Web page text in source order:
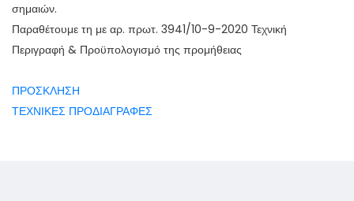
σημαιών.
Παραθέτουμε τη με αρ. πρωτ. 3941/10-9-2020 Τεχνική
Περιγραφή & Προϋπολογισμό της προμήθειας
ΠΡΟΣΚΛΗΣΗ
ΤΕΧΝΙΚΕΣ ΠΡΟΔΙΑΓΡΑΦΕΣ